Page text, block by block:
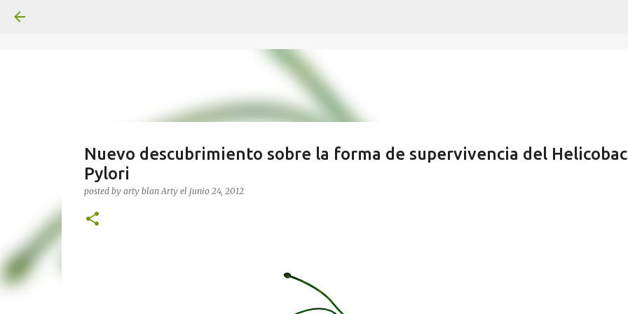
Nuevo descubrimiento sobre la forma de supervivencia del
Pylori
posted by arty blanArty el junio 24, 2012